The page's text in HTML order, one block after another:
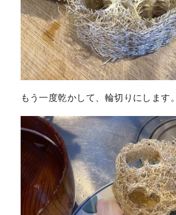
もう一度乾かして、輪切りにします。